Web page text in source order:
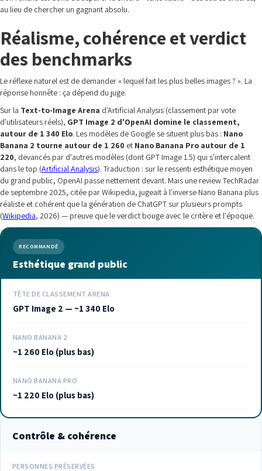
au lieu de chercher un gagnant absolu.
Réalisme, cohérence et verdict
des benchmarks
Le réflexe naturel est de demander « lequel fait les plus belles images ? ». La
réponse honnête : ça dépend du juge.
Sur la Text-to-Image Arena d'Artificial Analysis (classement par vote
d'utilisateurs réels), GPT Image 2 d'OpenAI domine le classement,
autour de 1 340 Elo. Les modèles de Google se situent plus bas : Nano
Banana 2 tourne autour de 1 260 et Nano Banana Pro autour de 1
220, devancés par d'autres modèles (dont GPT Image 1.5) qui s'intercalent
dans le top (Artificial Analysis). Traduction : sur le ressenti esthétique moyen
du grand public, OpenAI passe nettement devant. Mais une review TechRadar
de septembre 2025, citée par Wikipedia, jugeait à l'inverse Nano Banana plus
réaliste et cohérent que la génération de ChatGPT sur plusieurs prompts
(Wikipedia, 2026) — preuve que le verdict bouge avec le critère et l'époque.
RECOMMANDÉ
Esthétique grand public
TÊTE DE CLASSEMENT ARENA
GPT Image 2 — ~1 340 Elo
NANO BANANA 2
~1 260 Elo (plus bas)
NANO BANANA PRO
~1 220 Elo (plus bas)
Contrôle & cohérence
PERSONNES PRÉSERVÉES